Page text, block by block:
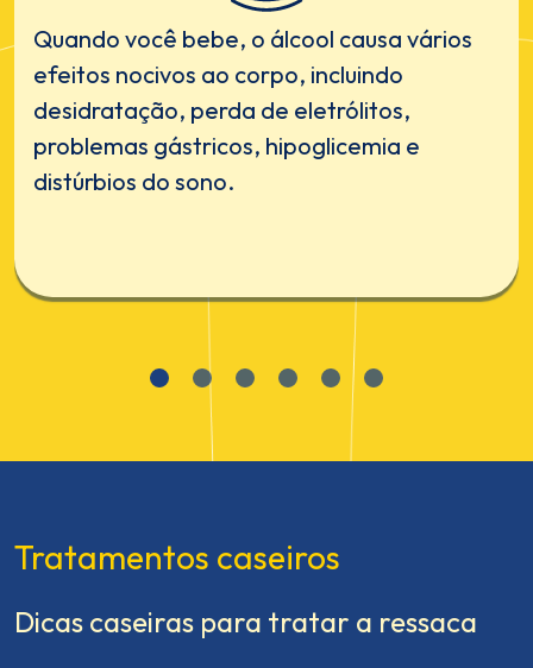
Quando você bebe, o álcool causa vários
efeitos nocivos ao corpo, incluindo
desidratação, perda de eletrólitos,
problemas gástricos, hipoglicemia e
distúrbios do sono.
Tratamentos caseiros
Dicas caseiras para tratar a ressaca